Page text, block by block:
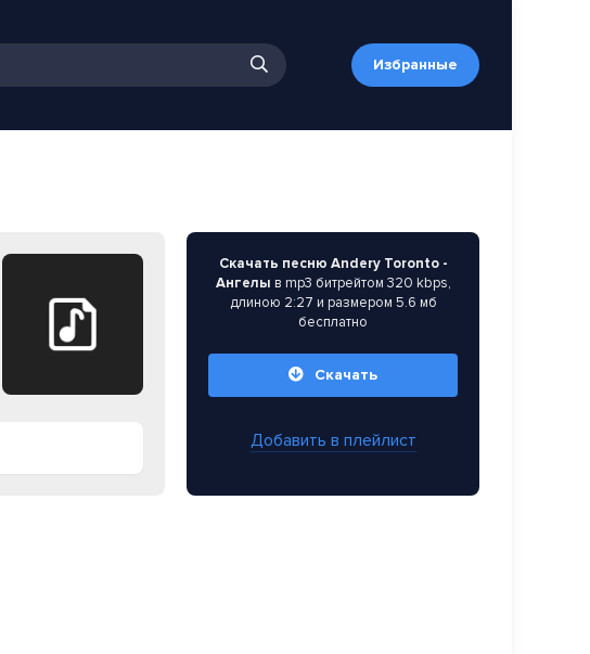
Избранные
Скачать песню Andery Toronto -
Ангелы в mp3 битрейтом 320 kbps,
длиною 2:27 и размером 5.6 мб
бесплатно
Скачать
Добавить в плейлист